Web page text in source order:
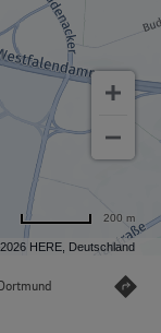
HERE, Deutschland
200 m